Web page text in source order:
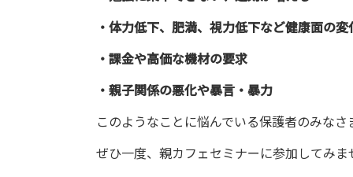
・体力低下、肥満、視力低下など健康面の変
・課金や高価な機材の要求
・親子関係の悪化や暴言・暴力
このようなことに悩んでいる保護者のみなさ
ぜひ一度、親カフェセミナーに参加してみま